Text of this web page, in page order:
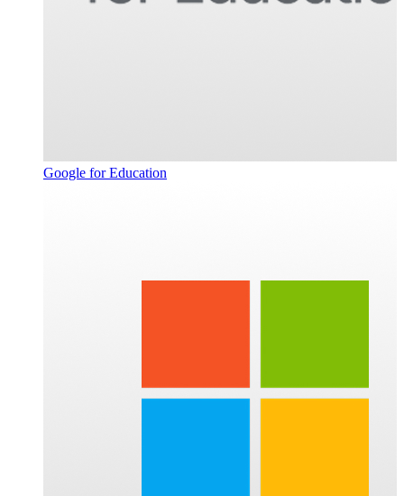
Google for Education